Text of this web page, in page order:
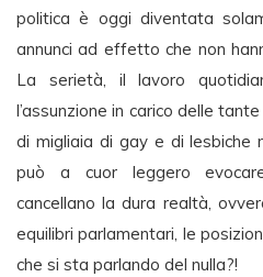
politica è oggi diventata
annunci ad effetto che non
La serietà, il lavoro
l’assunzione in carico delle
di migliaia di gay e di lesbiche
può a cuor leggero
cancellano la dura realtà,
equilibri parlamentari, le
che si sta parlando del nulla?!